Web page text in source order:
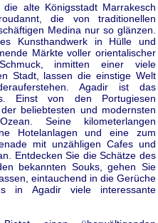
alte Königsstadt Marrakesch
die von traditionellen
Medina nur so glänzen.
Kunsthandwerk in Hülle und
Märkte voller orientalischer
inmitten einer viele
Stadt, lassen die einstige Welt
Agadir ist das
Einst von den Portugiesen
beliebtesten und modernsten
Seine kilometerlangen
Hotelanlagen und eine zum
mit unzähligen Cafes und
Entdecken Sie die Schätze des
bekannten Souks, gehen Sie
eintauchend in die Gerüche
in Agadir viele interessante